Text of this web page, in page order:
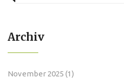
Archiv
November 2025 (1)